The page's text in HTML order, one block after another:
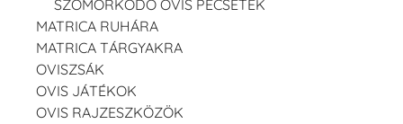
SZOMORKODÓ OVIS PECSÉTEK
MATRICA RUHÁRA
MATRICA TÁRGYAKRA
OVISZSÁK
OVIS JÁTÉKOK
OVIS RAJZESZKÖZÖK